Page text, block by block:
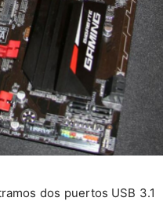
dos puertos USB 3.1